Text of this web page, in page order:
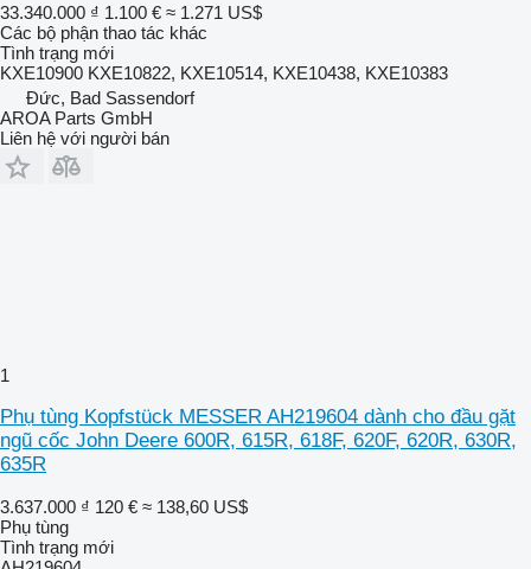
33.340.000 ₫ 1.100 € ≈ 1.271 US$
Các bộ phận thao tác khác
Tình trạng mới
KXE10900 KXE10822, KXE10514, KXE10438, KXE10383
Đức, Bad Sassendorf
AROA Parts GmbH
Liên hệ với người bán
1
Phụ tùng Kopfstück MESSER AH219604 dành cho đầu gặt
ngũ cốc John Deere 600R, 615R, 618F, 620F, 620R, 630R,
635R
3.637.000 ₫ 120 € ≈ 138,60 US$
Phụ tùng
Tình trạng mới